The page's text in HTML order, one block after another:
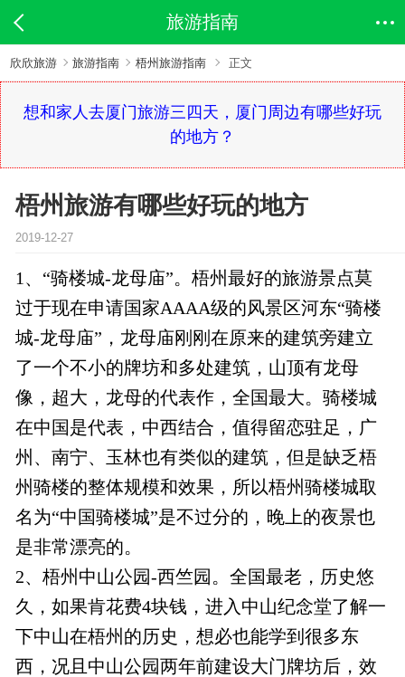
旅游指南
欣欣旅游 旅游指南 梧州旅游指南 正文
想和家人去厦门旅游三四天，厦门周边有哪些好玩
的地方？
梧州旅游有哪些好玩的地方
2019-12-27
1、“骑楼城-龙母庙”。梧州最好的旅游景点莫
过于现在申请国家AAAA级的风景区河东“骑楼
城-龙母庙”，龙母庙刚刚在原来的建筑旁建立
了一个不小的牌坊和多处建筑，山顶有龙母
像，超大，龙母的代表作，全国最大。骑楼城
在中国是代表，中西结合，值得留恋驻足，广
州、南宁、玉林也有类似的建筑，但是缺乏梧
州骑楼的整体规模和效果，所以梧州骑楼城取
名为“中国骑楼城”是不过分的，晚上的夜景也
是非常漂亮的。
2、梧州中山公园-西竺园。全国最老，历史悠
久，如果肯花费4块钱，进入中山纪念堂了解一
下中山在梧州的历史，想必也能学到很多东
西，况且中山公园两年前建设大门牌坊后，效